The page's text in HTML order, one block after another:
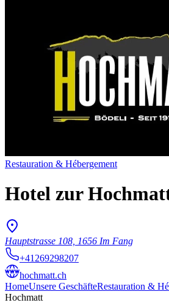
Restauration & Hébergement
Hotel zur
Hauptstrasse 108, 1656 Im Fang
+41269298207
hochmatt.ch
HomeUnsere GeschäfteRestauration &
Hochmatt